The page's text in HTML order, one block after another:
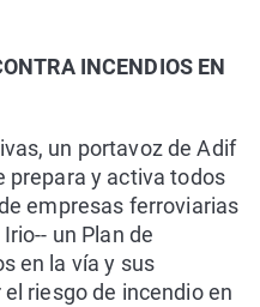
INCENDIOS EN
un portavoz de Adif
prepara y activa todos
empresas ferroviarias
un Plan de
en la vía y sus
riesgo de incendio en